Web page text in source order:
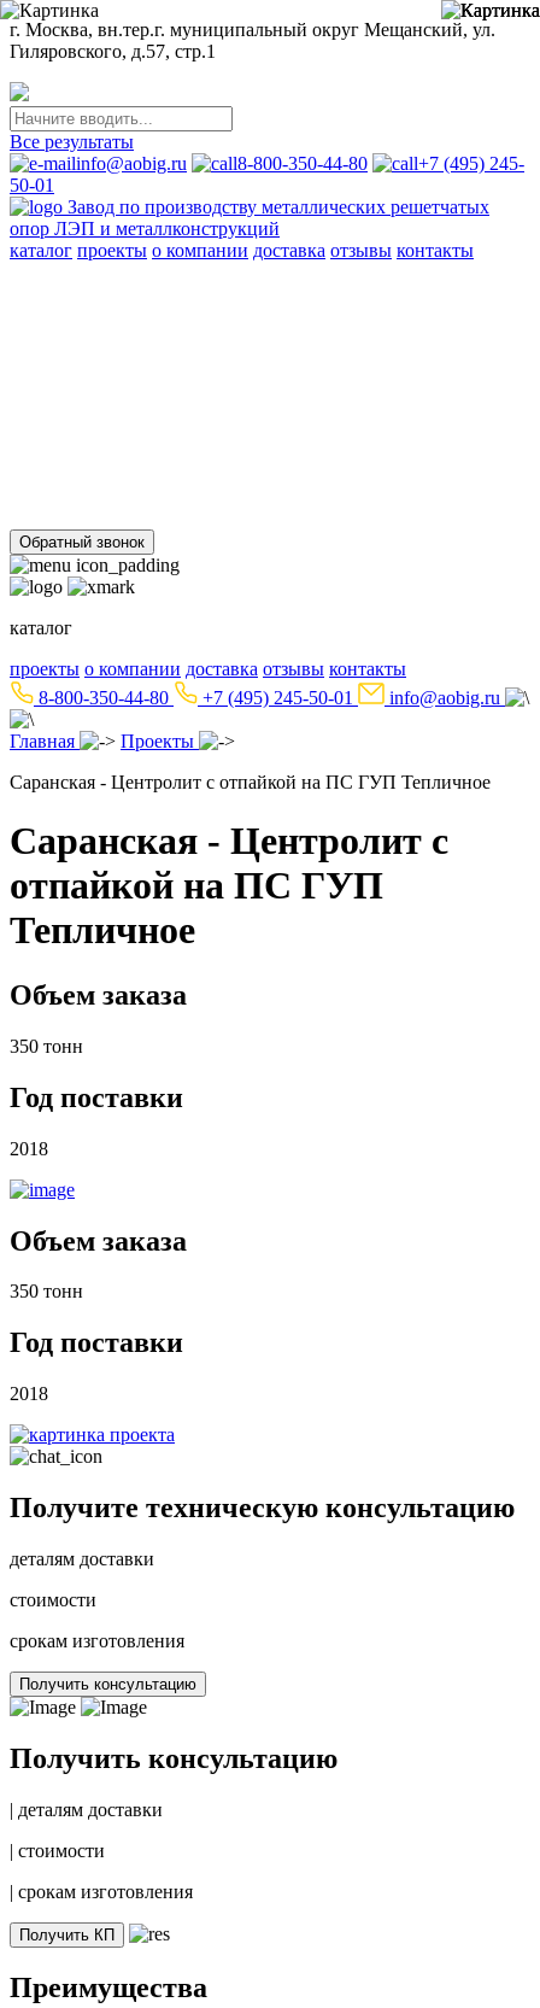
г. Москва, вн.тер.г. муниципальный округ Мещанский, ул.
Гиляровского, д.57, стр.1
Все результаты
info@aobig.ru
8-800-350-44-80
+7 (495) 245-
50-01
Завод по производству металлических решетчатых
опор ЛЭП и металлконструкций
каталог проекты о компании доставка отзывы контакты
Обратный звонок
каталог
проекты о компании доставка отзывы контакты
8-800-350-44-80
+7 (495) 245-50-01 info@aobig.ru
Главная
Проекты
Саранская - Центролит с отпайкой на ПС ГУП Тепличное
Саранская - Центролит с
отпайкой на ПС ГУП
Тепличное
Объем заказа
350 тонн
Год поставки
2018
Объем заказа
350 тонн
Год поставки
2018
Получите техническую консультацию
деталям доставки
стоимости
срокам изготовления
Получить консультацию
Получить консультацию
| деталям доставки
| стоимости
| срокам изготовления
Получить КП
Преимущества